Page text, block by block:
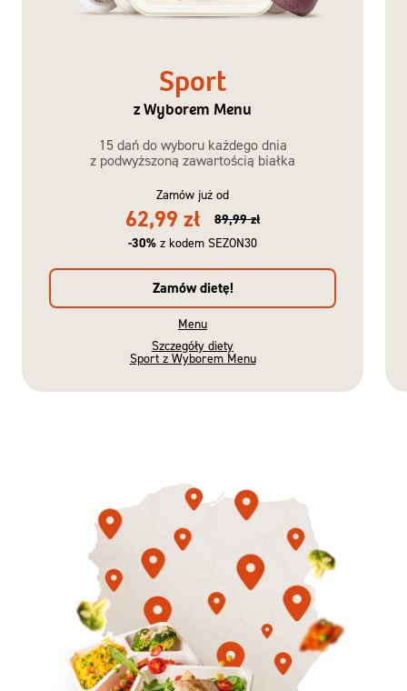
Sport
z Wyborem Menu
15 dań do wyboru każdego dnia
z podwyższoną zawartością białka
Zamów już od
62,99 zł
89,99 zł
-30% z kodem SEZON30
Zamów dietę!
Menu
Szczegóły diety
Sport z Wyborem Menu